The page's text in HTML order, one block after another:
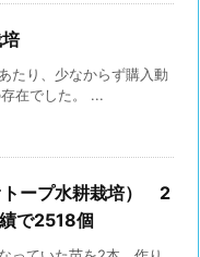
たり、少なからず購入動
在でした。 ...
トープ水耕栽培） 2
で2518個